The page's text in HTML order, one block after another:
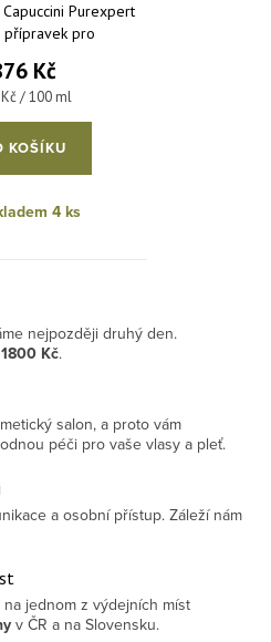
Purexpert
přípravek pro
100 g
Kč
cena:
/ 100 ml
KOŠÍKU
4 ks
nejpozději druhý den.
Kč.
salon, a proto vám
péči pro vaše vlasy a pleť.
a osobní přístup. Záleží nám
jednom z výdejních míst
v ČR a na Slovensku.